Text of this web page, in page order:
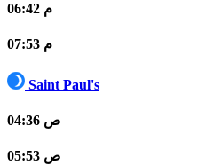
06:42 م
07:53 م
Saint Paul's
04:36 ص
05:53 ص